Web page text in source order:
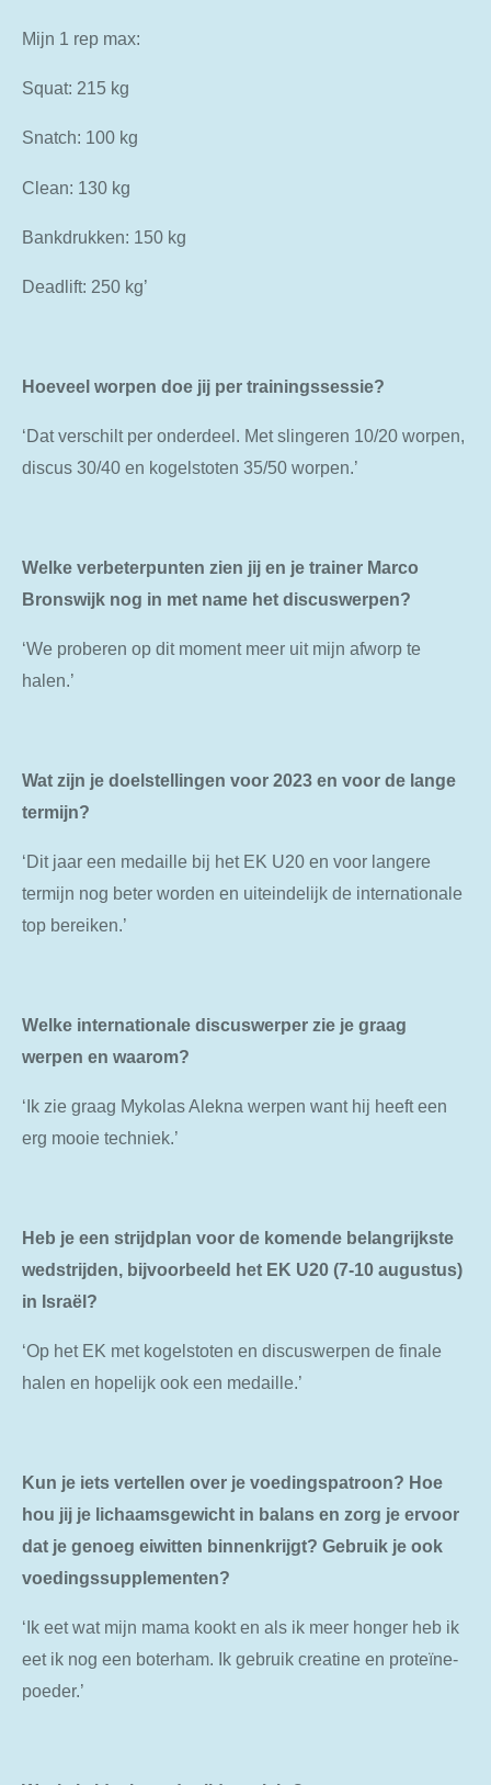
Mijn 1 rep max:
Squat: 215 kg
Snatch: 100 kg
Clean: 130 kg
Bankdrukken: 150 kg
Deadlift: 250 kg’
Hoeveel worpen doe jij per trainingssessie?
‘Dat verschilt per onderdeel. Met slingeren 10/20 worpen,
discus 30/40 en kogelstoten 35/50 worpen.’
Welke verbeterpunten zien jij en je trainer Marco
Bronswijk nog in met name het discuswerpen?
‘We proberen op dit moment meer uit mijn afworp te
halen.’
Wat zijn je doelstellingen voor 2023 en voor de lange
termijn?
‘Dit jaar een medaille bij het EK U20 en voor langere
termijn nog beter worden en uiteindelijk de internationale
top bereiken.’
Welke internationale discuswerper zie je graag
werpen en waarom?
‘Ik zie graag Mykolas Alekna werpen want hij heeft een
erg mooie techniek.’
Heb je een strijdplan voor de komende belangrijkste
wedstrijden, bijvoorbeeld het EK U20 (7-10 augustus)
in Israël?
‘Op het EK met kogelstoten en discuswerpen de finale
halen en hopelijk ook een medaille.’
Kun je iets vertellen over je voedingspatroon? Hoe
hou jij je lichaamsgewicht in balans en zorg je ervoor
dat je genoeg eiwitten binnenkrijgt? Gebruik je ook
voedingssupplementen?
‘Ik eet wat mijn mama kookt en als ik meer honger heb ik
eet ik nog een boterham. Ik gebruik creatine en proteïne-
poeder.’